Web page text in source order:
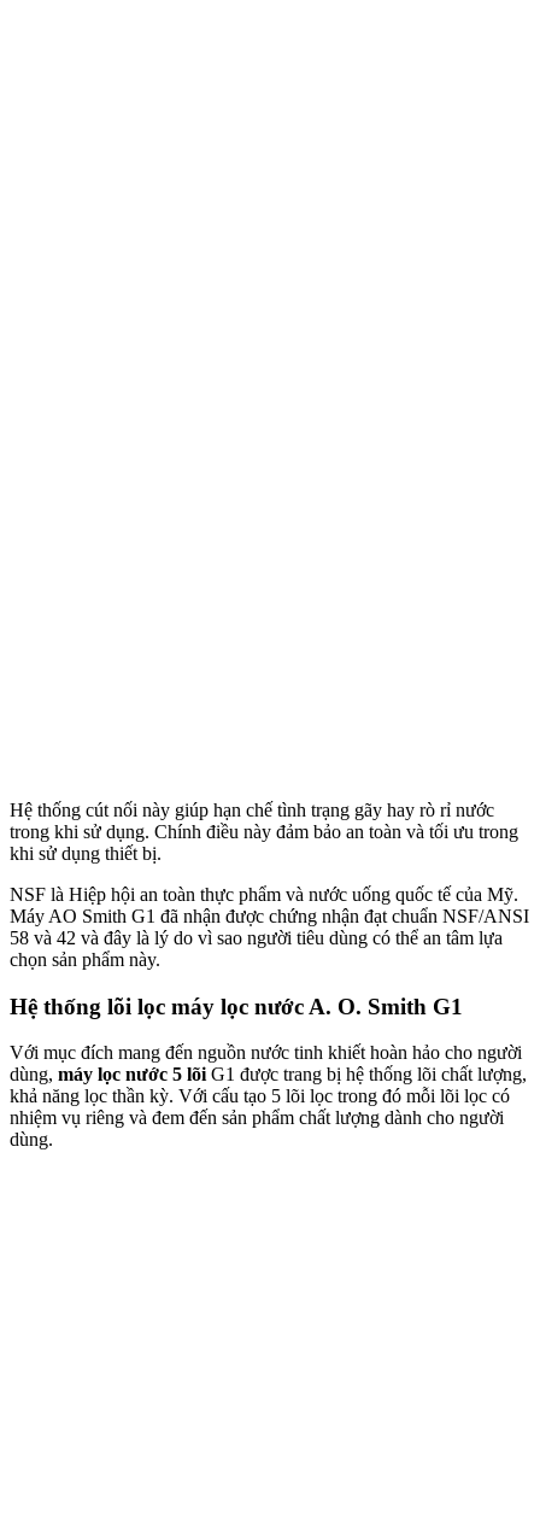
Hệ thống cút nối này giúp hạn chế tình trạng gãy hay rò rỉ nước
trong khi sử dụng. Chính điều này đảm bảo an toàn và tối ưu trong
khi sử dụng thiết bị.
NSF là Hiệp hội an toàn thực phẩm và nước uống quốc tế của Mỹ.
Máy AO Smith G1 đã nhận được chứng nhận đạt chuẩn NSF/ANSI
58 và 42 và đây là lý do vì sao người tiêu dùng có thể an tâm lựa
chọn sản phẩm này.
Hệ thống lõi lọc máy lọc nước A. O. Smith G1
Với mục đích mang đến nguồn nước tinh khiết hoàn hảo cho người
dùng, máy lọc nước 5 lõi G1 được trang bị hệ thống lõi chất lượng,
khả năng lọc thần kỳ. Với cấu tạo 5 lõi lọc trong đó mỗi lõi lọc có
nhiệm vụ riêng và đem đến sản phẩm chất lượng dành cho người
dùng.